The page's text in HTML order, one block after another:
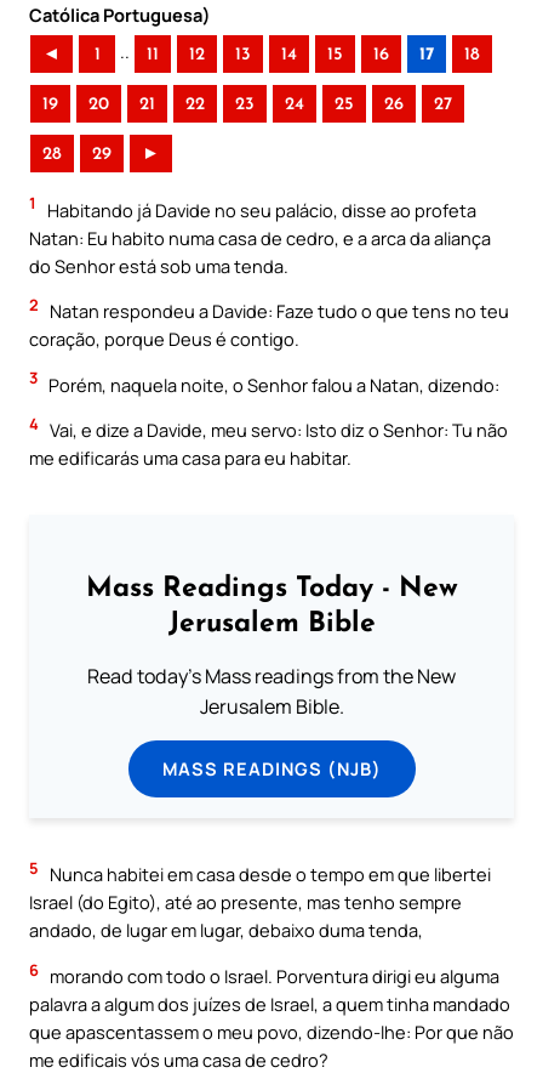
Católica Portuguesa)
◄ 1 .. 11 12 13 14 15 16 17 18
19 20 21 22 23 24 25 26 27
28 29 ►
1
Habitando já Davide no seu palácio, disse ao profeta
Natan: Eu habito numa casa de cedro, e a arca da aliança
do Senhor está sob uma tenda.
2
Natan respondeu a Davide: Faze tudo o que tens no teu
coração, porque Deus é contigo.
3 Porém, naquela noite, o Senhor falou a Natan, dizendo:
4 Vai, e dize a Davide, meu servo: Isto diz o Senhor: Tu não
me edificarás uma casa para eu habitar.
Mass Readings Today - New
Jerusalem Bible
Read today's Mass readings from the New
Jerusalem Bible.
MASS READINGS (NJB)
5
Nunca habitei em casa desde o tempo em que libertei
Israel (do Egito), até ao presente, mas tenho sempre
andado, de lugar em lugar, debaixo duma tenda,
6 morando com todo o Israel. Porventura dirigi eu alguma
palavra a algum dos juízes de Israel, a quem tinha mandado
que apascentassem o meu povo, dizendo-lhe: Por que não
me edificais vós uma casa de cedro?